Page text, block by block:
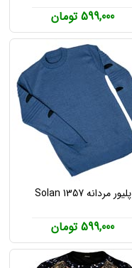
599,000 تومان
پلیور مردانه Solan 1357
599,000 تومان